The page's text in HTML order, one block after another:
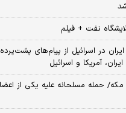
نفت + فیلم
در اسرائیل از پیام‌های پشت‌پرده
آمریکا و اسرائیل
مکه/ حمله مسلحانه علیه یکی از